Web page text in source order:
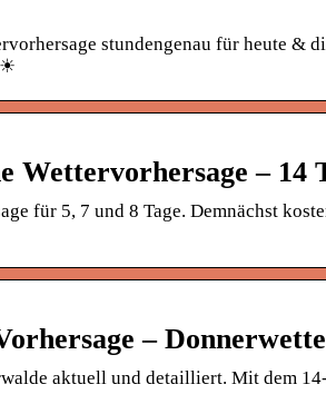
stundengenau für heute &
☀
Wettervorhersage – 14
für 5, 7 und 8 Tage. Demnächst
–
aktuell und detailliert. Mit dem